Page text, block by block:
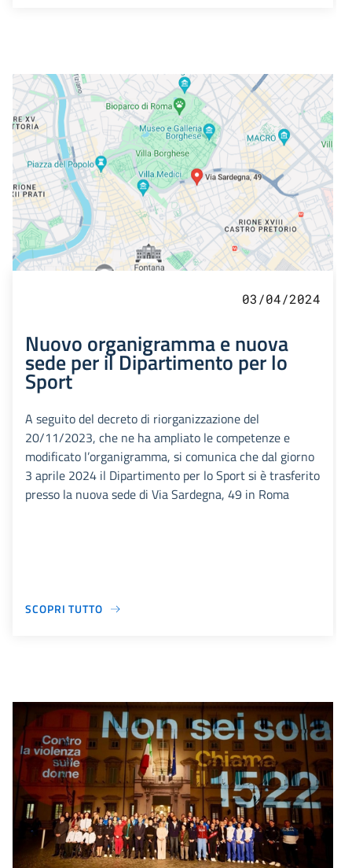
03/04/2024
Nuovo organigramma e nuova
sede per il Dipartimento per lo
Sport
A seguito del decreto di riorganizzazione del
20/11/2023, che ne ha ampliato le competenze e
modificato l’organigramma, si comunica che dal giorno
3 aprile 2024 il Dipartimento per lo Sport si è trasferito
presso la nuova sede di Via Sardegna, 49 in Roma
SCOPRI TUTTO